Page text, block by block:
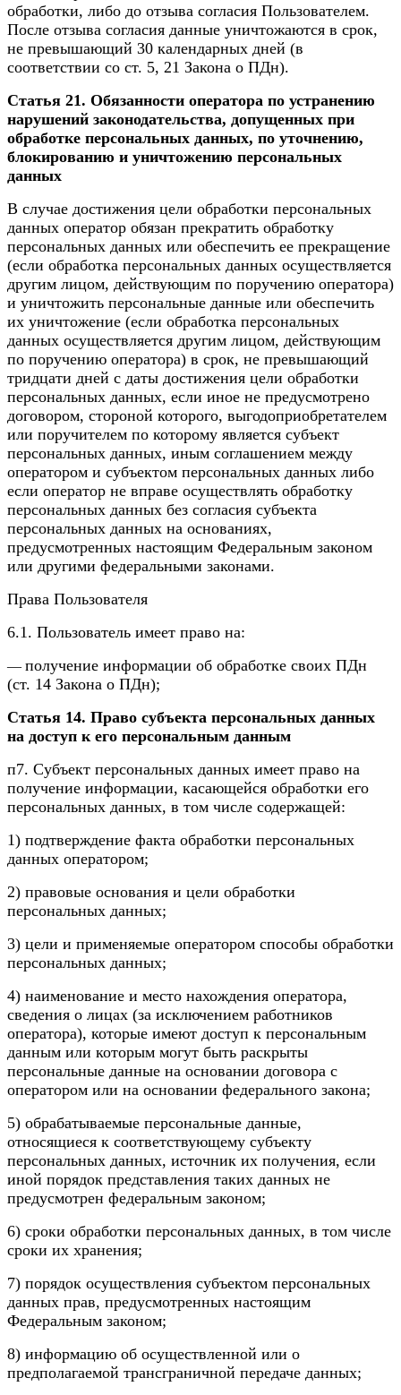
обработки, либо до отзыва согласия Пользователем.
После отзыва согласия данные уничтожаются в срок,
не превышающий 30 календарных дней (в
соответствии со ст. 5, 21 Закона о ПДн).
Статья 21. Обязанности оператора по устранению
нарушений законодательства, допущенных при
обработке персональных данных, по уточнению,
блокированию и уничтожению персональных
данных
В случае достижения цели обработки персональных
данных оператор обязан прекратить обработку
персональных данных или обеспечить ее прекращение
(если обработка персональных данных осуществляется
другим лицом, действующим по поручению оператора)
и уничтожить персональные данные или обеспечить
их уничтожение (если обработка персональных
данных осуществляется другим лицом, действующим
по поручению оператора) в срок, не превышающий
тридцати дней с даты достижения цели обработки
персональных данных, если иное не предусмотрено
договором, стороной которого, выгодоприобретателем
или поручителем по которому является субъект
персональных данных, иным соглашением между
оператором и субъектом персональных данных либо
если оператор не вправе осуществлять обработку
персональных данных без согласия субъекта
персональных данных на основаниях,
предусмотренных настоящим Федеральным законом
или другими федеральными законами.
Права Пользователя
6.1. Пользователь имеет право на:
— получение информации об обработке своих ПДн
(ст. 14 Закона о ПДн);
Статья 14. Право субъекта персональных данных
на доступ к его персональным данным
п7. Субъект персональных данных имеет право на
получение информации, касающейся обработки его
персональных данных, в том числе содержащей:
1) подтверждение факта обработки персональных
данных оператором;
2) правовые основания и цели обработки
персональных данных;
3) цели и применяемые оператором способы обработки
персональных данных;
4) наименование и место нахождения оператора,
сведения о лицах (за исключением работников
оператора), которые имеют доступ к персональным
данным или которым могут быть раскрыты
персональные данные на основании договора с
оператором или на основании федерального закона;
5) обрабатываемые персональные данные,
относящиеся к соответствующему субъекту
персональных данных, источник их получения, если
иной порядок представления таких данных не
предусмотрен федеральным законом;
6) сроки обработки персональных данных, в том числе
сроки их хранения;
7) порядок осуществления субъектом персональных
данных прав, предусмотренных настоящим
Федеральным законом;
8) информацию об осуществленной или о
предполагаемой трансграничной передаче данных;